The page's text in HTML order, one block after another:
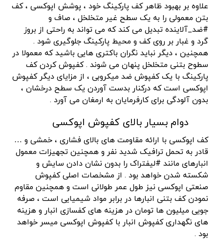
علاوه بر بهبود ظاهر کف پارکینگ خود ، پوشش اپوکسی ، کف
بتن معمولی را به یک سطح غیر متخلخل ، صاف و
#ضد_آلاینده تبدیل می کند که می تواند به راحتی از بروز
گرد و غبار بر روی کف و محیط پارکینگ جلوگیری شود .
همچنین ، دیگر نباید نگران باکتری هایی باشید که معمولا در
سطوح بتنی متخلخل پنهان می شوند . کفپوش کردن کف
پارکینگ با یک کفپوش ضد میکروبی ، از مزایای دیگر کفپوش
اپوکسی است که درکنار بدست آوردن یک سطح درخشان ،
بدون آلودگی برای کارفرمایان به ارمغان می آورد .
دوام بسیار بالای کفپوش اپوکسی
کف اپوکسی با ارائه مقاومت های بالای فشاری ، خمشی و …
قادر به تحمل ترافیک شدید نفر و همچنین تجهیزات معمول
انبارهای مانند #لیفتراک را بدون نشان دادن سایش و
شکسته شدن خواهد بود . از مشخصات اصلی کفپوش
صنعتی اپوکسی نیز طول عمر طولانی است و همچنین مقاوم
نمودن کف بتنی انبارها در برابر مواد شیمیایی است ، صرفه
جویی میلیون ها تومان در هزینه های کفسازی انبار و هزینه
های نگهداری کفپوش انبار با کفپوش اپوکسی میسر خواهد
بود .